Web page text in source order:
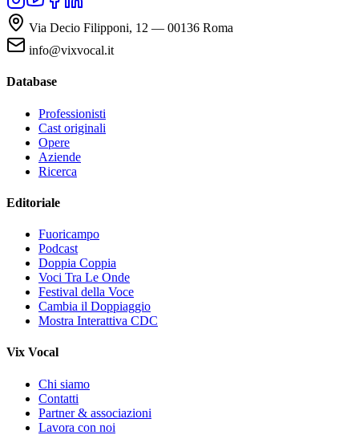
Via Decio Filipponi, 12 — 00136 Roma
info@vixvocal.it
Database
Professionisti
Cast originali
Opere
Aziende
Ricerca
Editoriale
Fuoricampo
Podcast
Doppia Coppia
Voci Tra Le Onde
Festival della Voce
Cambia il Doppiaggio
Mostra Interattiva CDC
Vix Vocal
Chi siamo
Contatti
Partner & associazioni
Lavora con noi